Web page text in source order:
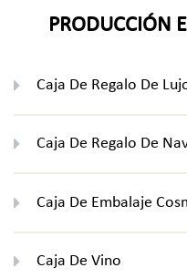
PRODUCCIÓN
Caja De Regalo De
Caja De Regalo De
Caja De Embalaje
Caja De Vino